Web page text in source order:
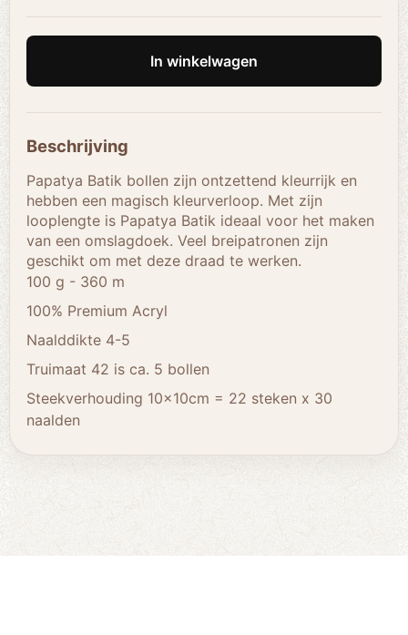
In winkelwagen
Beschrijving
Papatya Batik bollen zijn ontzettend kleurrijk en
hebben een magisch kleurverloop. Met zijn
looplengte is Papatya Batik ideaal voor het maken
van een omslagdoek. Veel breipatronen zijn
geschikt om met deze draad te werken.
100 g - 360 m
100% Premium Acryl
Naalddikte 4-5
Truimaat 42 is ca. 5 bollen
Steekverhouding 10x10cm = 22 steken x 30
naalden